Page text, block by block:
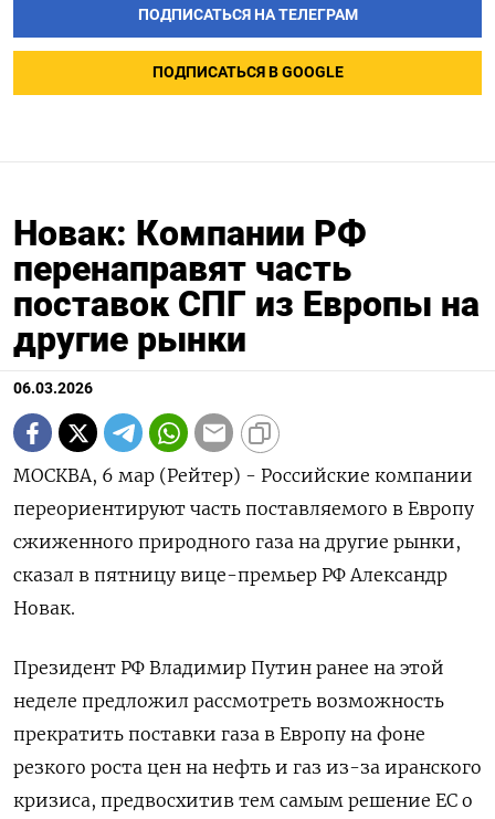
ПОДПИСАТЬСЯ НА ТЕЛЕГРАМ
ПОДПИСАТЬСЯ В GOOGLE
Новак: Компании РФ
перенаправят часть
поставок СПГ из Европы на
другие рынки
06.03.2026
МОСКВА, 6 мар (Рейтер) - Российские компании
переориентируют часть поставляемого в Европу
сжиженного природного газа ‌на другие рынки,
сказал в пятницу вице-премьер РФ Александр
Новак.
Президент РФ Владимир Путин ​ранее ​на ​этой
неделе предложил рассмотреть ⁠возможность
прекратить поставки ‌газа в Европу ‌на фоне
резкого роста цен на нефть ​и газ из-за иранского
‌кризиса, предвосхитив тем самым решение ​ЕС о